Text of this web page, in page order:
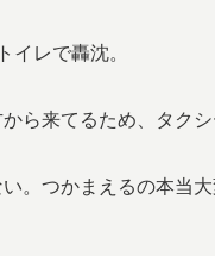
イレで轟沈。
ら来てるため、タクシ
。つかまえるの本当